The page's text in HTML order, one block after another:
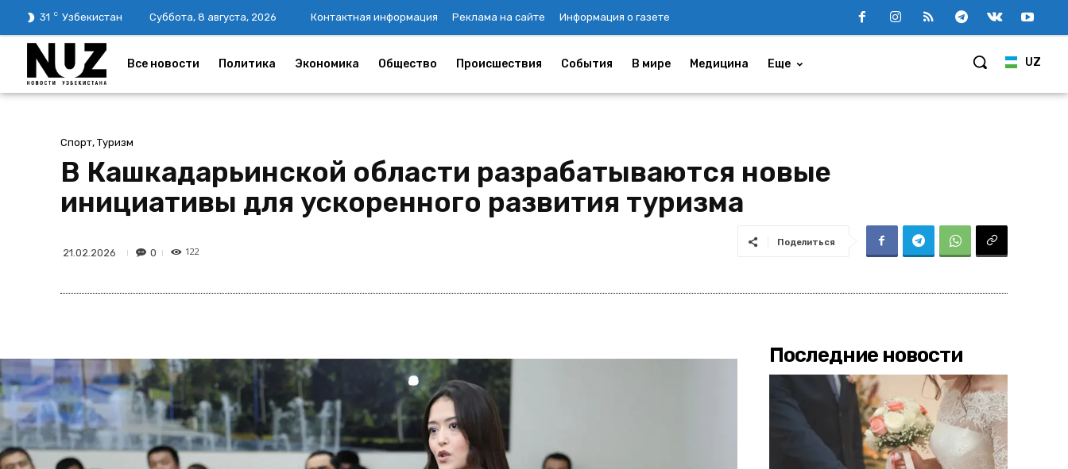
31 C Узбекистан Суббота, 8 августа, 2026 Контактная информация Реклама на сайте Информация о газете
UZ
Все новости Политика Экономика Общество Происшествия События В мире Медицина Еще
Спорт, Туризм
В Кашкадарьинской области разрабатываются новые
инициативы для ускоренного развития туризма
21.02.2026 0 122
Поделиться
Последние новости